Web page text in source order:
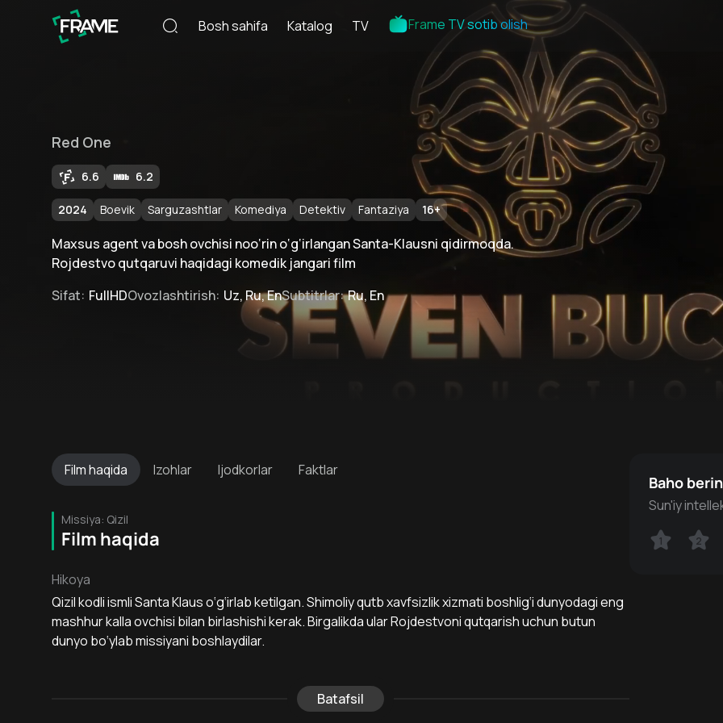
Bosh sahifa Katalog TV Frame TV sotib olish
Red One
6.6 6.2
2024 Boevik Sarguzashtlar Komediya Detektiv Fantaziya 16+
Maxsus agent va bosh ovchisi noo‘rin o‘g‘irlangan Santa-Klausni qidirmoqda.
Rojdestvo qutqaruvi haqidagi komedik jangari film
Sifat: FullHDOvozlashtirish: Uz, Ru, EnSubtitrlar: Ru, En
Filmhaqida Izohlar Ijodkorlar Faktlar
Missiya: Qizil
Film haqida
Hikoya
Qizil kodli ismli Santa Klaus o‘g‘irlab ketilgan. Shimoliy qutb xavfsizlik xizmati boshlig‘i dunyodagi eng
mashhur kalla ovchisi bilan birlashishi kerak. Birgalikda ular Rojdestvoni qutqarish uchun butun
dunyo bo‘ylab missiyani boshlaydilar.
Batafsil
Baho
Sun'iy
1 2
1 2